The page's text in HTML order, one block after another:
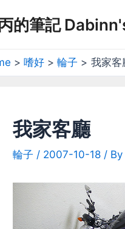
的筆記
嗜好 輪子 我家客
我家客廳
輪子 / 2007-10-18 / By